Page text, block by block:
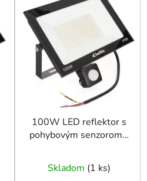
100W LED reflektor s
pohybovým senzorom –
6500K
Skladom (1 ks)